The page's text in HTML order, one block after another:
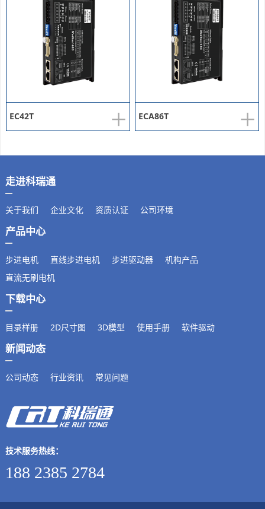
+
EC42T +
ECA86T
走进科瑞通
关于我们 企业文化 资质认证 公司环境
产品中心
步进电机 直线步进电机 步进驱动器
机构产品
直流无刷电机
下载中心
目录样册 2D尺寸图 3D模型 使用手册 软件驱动
新闻动态
公司动态 行业资讯 常见问题
技术服务热线：
188 2385 2784